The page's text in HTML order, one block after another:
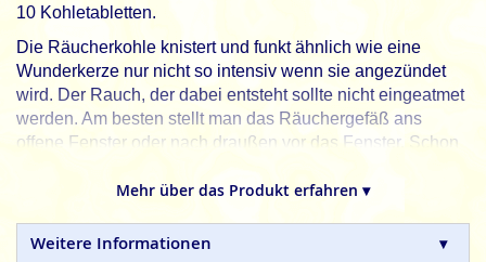
10 Kohletabletten.
Die Räucherkohle knistert und funkt ähnlich wie eine
Wunderkerze nur nicht so intensiv wenn sie angezündet
wird. Der Rauch, der dabei entsteht sollte nicht eingeatmet
werden. Am besten stellt man das Räuchergefäß ans
offene Fenster oder nach draußen vor das Fenster. Schon
nicht mehr und die Kohle ist bereit um mit feinem
Bitte niemals mit der angezündeten Kohle umgehen!
Mehr über das Produkt erfahren ▾
Weitere Informationen